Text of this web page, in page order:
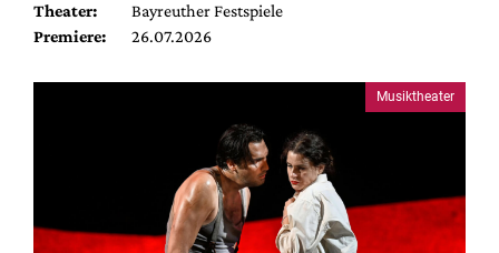
Theater:
Bayreuther Festspiele
Premiere:
26.07.2026
Musiktheater